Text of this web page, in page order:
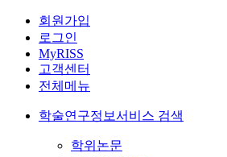
회원가입
로그인
MyRISS
고객센터
전체메뉴
학술연구정보서비스 검색
학위논문